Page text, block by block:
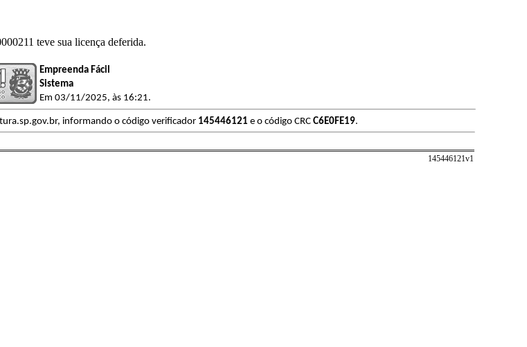
teve sua licença deferida.
Empreenda Fácil
Sistema
Em 03/11/2025, às 16:21.
informando o código verificador 145446121 e o código CRCC6E0FE19.
145446121v1